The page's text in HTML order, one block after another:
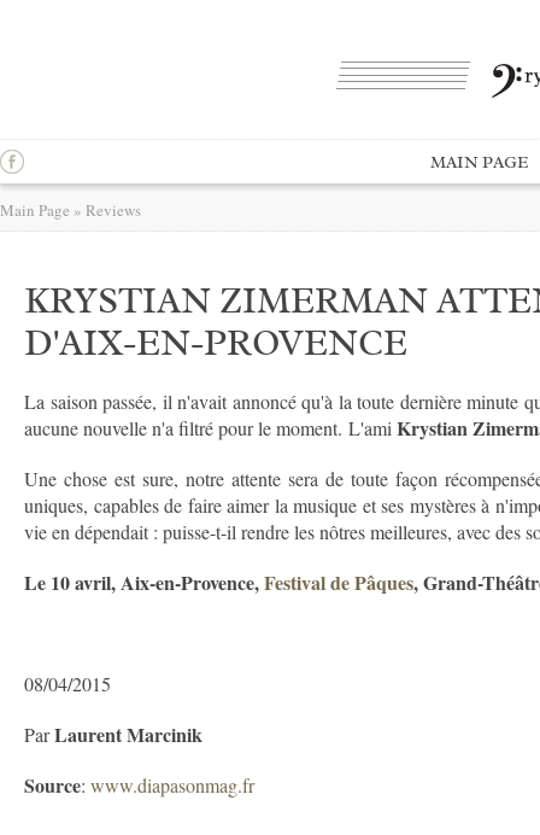
MAIN PAGE
Main Page » Reviews
KRYSTIAN ZIMERMAN
D'AIX-EN-PROVENCE
La saison passée, il n'avait annoncé qu'à la toute dernière minute
aucune nouvelle n'a filtré pour le moment. L'ami Krystian
Une chose est sure, notre attente sera de toute façon
uniques, capables de faire aimer la musique et ses mystères à
vie en dépendait : puisse-t-il rendre les nôtres meilleures, avec des
Le 10 avril, Aix-en-Provence,Festival de Pâques, Grand-
08/04/2015
ParLaurent Marcinik
Source: www.diapasonmag.fr